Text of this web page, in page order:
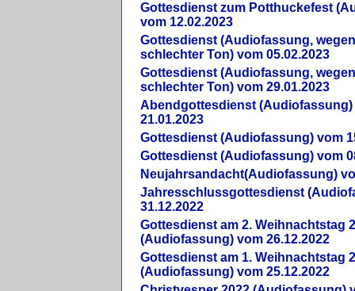
Gottesdienst zum Potthuckefest
vom 12.02.2023
Gottesdienst (Audiofassung,
schlechter Ton) vom 05.02.2023
Gottesdienst (Audiofassung,
schlechter Ton) vom 29.01.2023
Abendgottesdienst (Audiofassung)
21.01.2023
Gottesdienst (Audiofassung) vom
Gottesdienst (Audiofassung) vom
Neujahrsandacht(Audiofassung)
Jahresschlussgottesdienst
31.12.2022
Gottesdienst am 2. Weihnachtstag
(Audiofassung) vom 26.12.2022
Gottesdienst am 1. Weihnachtstag
(Audiofassung) vom 25.12.2022